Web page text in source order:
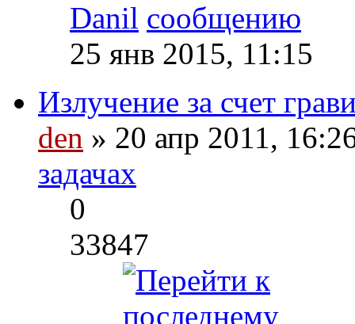
Danil
25 янв 2015, 11:15
Излучение за счет
den » 20 апр 2011,
задачах
0
33847